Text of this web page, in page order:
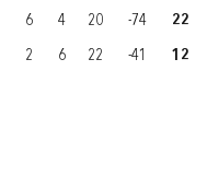
6 4 20 -74 22
2 6 22 -41 12